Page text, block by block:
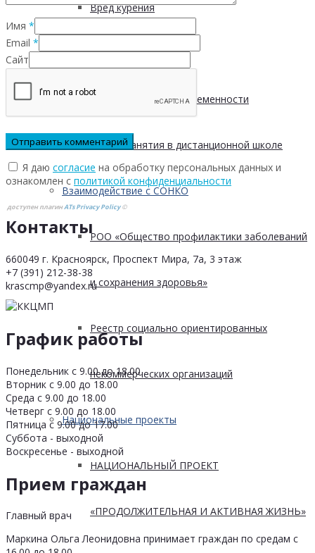
Вред курения
Мифы о диабете
Курение во время беременности
Запись занятия в дистанционной школе
Взаимодействие с СОНКО
РОО «Общество профилактики заболеваний
и сохранения здоровья»
Реестр социально ориентированных
некоммерческих организаций
Национальные проекты
НАЦИОНАЛЬНЫЙ ПРОЕКТ
«ПРОДОЛЖИТЕЛЬНАЯ И АКТИВНАЯ ЖИЗНЬ»
Имя *
Email *
Сайт
Я даю согласие на обработку персональных данных и
ознакомлен с политикой конфиденциальности
доступен плагинATs Privacy Policy©
Контакты
660049 г. Красноярск, Проспект Мира, 7а, 3 этаж
+7 (391) 212-38-38
krascmp@yandex.ru
График работы
Понедельник с 9.00 до 18.00
Вторник с 9.00 до 18.00
Среда с 9.00 до 18.00
Четверг с 9.00 до 18.00
Пятница с 9.00 до 17.00
Суббота - выходной
Воскресенье - выходной
Прием граждан
Главный врач
Маркина Ольга Леонидовна принимает граждан по средам с